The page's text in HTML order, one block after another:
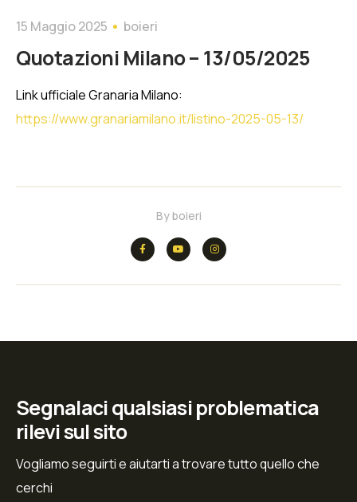
15 Maggio 2025 boieri
Quotazioni Milano – 13/05/2025
Link ufficiale Granaria Milano:
https://www.granariamilano.it/listino-2025-05-13/
Byboieri
Segnalaci qualsiasi problematica
rilevi sul sito
Vogliamo seguirti e aiutarti a trovare tutto quello che
cerchi